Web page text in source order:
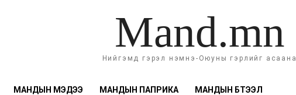
Mand.mn
Нийгэмд гэрэл нэмнэ-Оюуны гэрлийг асаана
МАНДЫН МЭДЭЭ МАНДЫН ПАПРИКА МАНДЫН БҮТЭЭЛ